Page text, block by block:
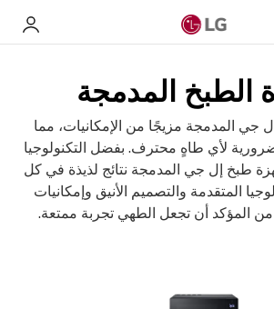
الطبخ المدمجة
جي المدمجة مزيجًا من الإمكانيات، مما
لأي طاهٍ محترف. بفضل التكنولوجيا
طبخ إل جي المدمجة نتائج لذيذة في كل
المتقدمة والتصميم الأنيق وإمكانيات
من المؤكد أن تجعل الطهي تجربة ممتعة.